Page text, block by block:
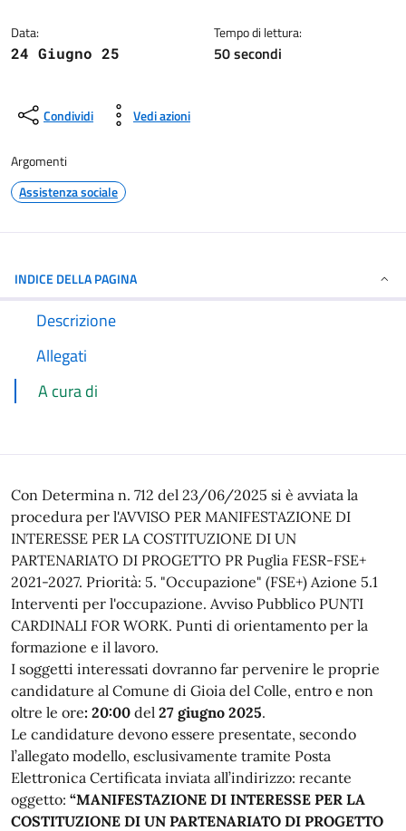
Data:
24 Giugno 25
Tempo di lettura:
50 secondi
Condividi Vedi azioni
Argomenti
Assistenza sociale
INDICE DELLA PAGINA
Descrizione
Allegati
A cura di
Con Determina n. 712 del 23/06/2025 si è avviata la
procedura per l'AVVISO PER MANIFESTAZIONE DI
INTERESSE PER LA COSTITUZIONE DI UN
PARTENARIATO DI PROGETTO PR Puglia FESR-FSE+
2021-2027. Priorità: 5. "Occupazione" (FSE+) Azione 5.1
Interventi per l'occupazione. Avviso Pubblico PUNTI
CARDINALI FOR WORK. Punti di orientamento per la
formazione e il lavoro.
I soggetti interessati dovranno far pervenire le proprie
candidature al Comune di Gioia del Colle, entro e non
oltre le ore: 20:00 del 27 giugno 2025.
Le candidature devono essere presentate, secondo
l’allegato modello, esclusivamente tramite Posta
Elettronica Certificata inviata all’indirizzo: recante
oggetto: “MANIFESTAZIONE DI INTERESSE PER LA
COSTITUZIONE DI UN PARTENARIATO DI PROGETTO